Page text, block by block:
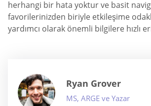
herhangi bir hata yoktur ve basit
favorilerinizden biriyle etkileşime
yardımcı olarak önemli bilgilere hızlı
Ryan Grover
MS, ARGE ve Yazar